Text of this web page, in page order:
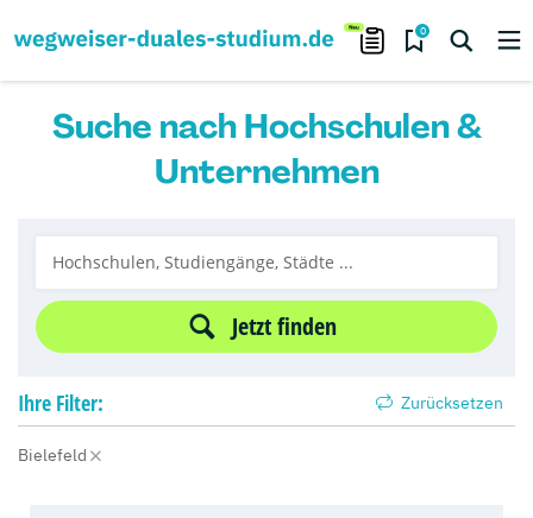
0
Suche nach Hochschulen &
Unternehmen
Jetzt finden
Ihre Filter: Zurücksetzen
Bielefeld